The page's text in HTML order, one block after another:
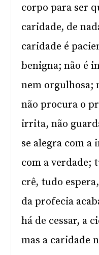
corpo para ser
caridade, de
caridade é
benigna; não é
nem orgulhosa;
não procura o
irrita, não
se alegra com a
com a verdade;
crê, tudo
da profecia
há de cessar, a
mas a caridade